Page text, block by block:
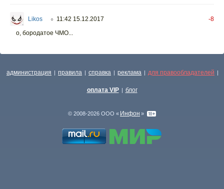
Likos ○ 11:42 15.12.2017
-8
о, бородатое ЧМО...
администрация | правила | справка | реклама | для правообладателей |
оплата VIP | блог
© 2008-2026 ООО « Инфон »